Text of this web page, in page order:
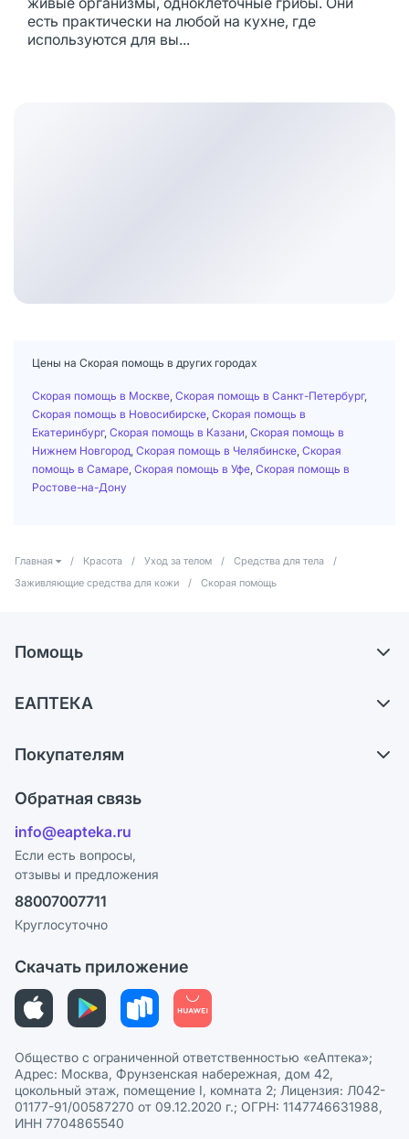
есть практически на любой на кухне, где
используются для вы...
Цены на Скорая помощь в других городах
Скорая помощь в Москве Скорая помощь в Санкт-Петербург,
Скорая помощь в Новосибирске Скорая помощь в
Екатеринбург, Скорая помощь в Казани Скорая помощь в
Нижнем Новгород Скорая помощь в Челябинске Скорая
помощь в Самаре Скорая помощь в Уфе Скорая помощь в
Ростове-на-Дону
Главная / Красота / Уход за телом / Средства для тела
/
Заживляющие средства для кожи
/ Скорая помощь
Помощь
Обмен и возврат
Блог
ЕАПТЕКА
Карьера
Поставщики
Лицензия
Реклама на сайте
Ваши товары на ЕАПТЕКЕ
Покупателям
Программа СберСпасибо
Политика конфиденциальности
Пользовательское соглашение
Политика рекомендаций
Этика и соответствие
Политика в отношении обработки персональных данных
Обратная связь
info@eapteka.ru
Если есть вопросы,
отзывы и предложения
88007007711
Круглосуточно
Скачать приложение
Общество с ограниченной ответственностью «еАптека»;
Адрес: Москва, Фрунзенская набережная, дом 42,
цокольный этаж, помещение I, комната 2; Лицензия: Л042-
01177-91/00587270 от 09.12.2020 г.; ОГРН: 1147746631988,
ИНН 7704865540